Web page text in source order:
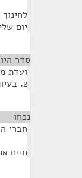
יום שלישי,
סדר
ועדת משנה
2. בעיות במבני חינוך של החינוך הממ"ד באלעד
נכחו
חברי
חיים